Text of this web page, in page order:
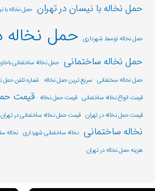
حمل نخاله با نیسان در تهران حمل نخاله با
حمل نخاله توسط شهرداری حمل نخاله
حمل نخاله ساختمانی حمل نخاله ساختمانی
حمل نخاله سختمانی سریع ترین حمل نخاله شماره تلفن حمل
قیمت انواع نخاله ساختمانی قیمت حمل نخاله قیمت
قیمت حمل نخاله در تهران قیمت حمل نخاله ساختمانی در تهران
نخاله ساختمانی نخاله ساختمانی شهرداری نخاله
هزینه حمل نخاله در تهران